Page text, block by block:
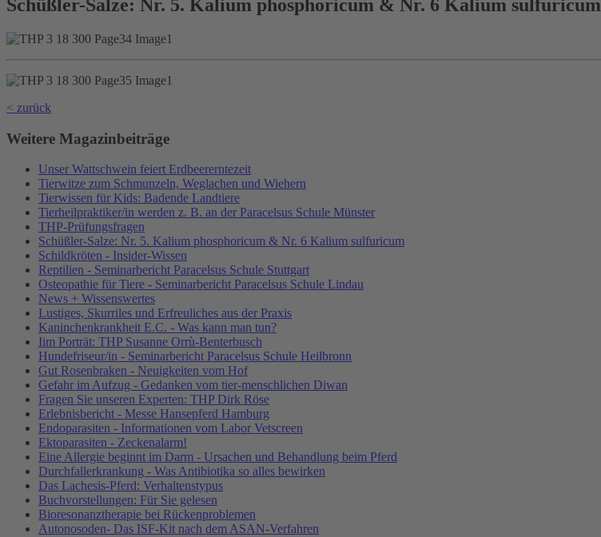
Schüßler-Salze: Nr. 5. Kalium phosphoricum & Nr. 6 Kalium sulfuricum
< zurück
Weitere Magazinbeiträge
Unser Wattschwein feiert Erdbeererntezeit
Tierwitze zum Schmunzeln, Weglachen und Wiehern
Tierwissen für Kids: Badende Landtiere
Tierheilpraktiker/in werden z. B. an der Paracelsus Schule Münster
THP-Prüfungsfragen
Schüßler-Salze: Nr. 5. Kalium phosphoricum & Nr. 6 Kalium sulfuricum
Schildkröten - Insider-Wissen
Reptilien - Seminarbericht Paracelsus Schule Stuttgart
Osteopathie für Tiere - Seminarbericht Paracelsus Schule Lindau
News + Wissenswertes
Lustiges, Skurriles und Erfreuliches aus der Praxis
Kaninchenkrankheit E.C. - Was kann man tun?
Iim Porträt: THP Susanne Orrù-Benterbusch
Hundefriseur/in - Seminarbericht Paracelsus Schule Heilbronn
Gut Rosenbraken - Neuigkeiten vom Hof
Gefahr im Aufzug - Gedanken vom tier-menschlichen Diwan
Fragen Sie unseren Experten: THP Dirk Röse
Erlebnisbericht - Messe Hansepferd Hamburg
Endoparasiten - Informationen vom Labor Vetscreen
Ektoparasiten - Zeckenalarm!
Eine Allergie beginnt im Darm - Ursachen und Behandlung beim Pferd
Durchfallerkrankung - Was Antibiotika so alles bewirken
Das Lachesis-Pferd: Verhaltenstypus
Buchvorstellungen: Für Sie gelesen
Bioresonanztherapie bei Rückenproblemen
Autonosoden- Das ISF-Kit nach dem ASAN-Verfahren